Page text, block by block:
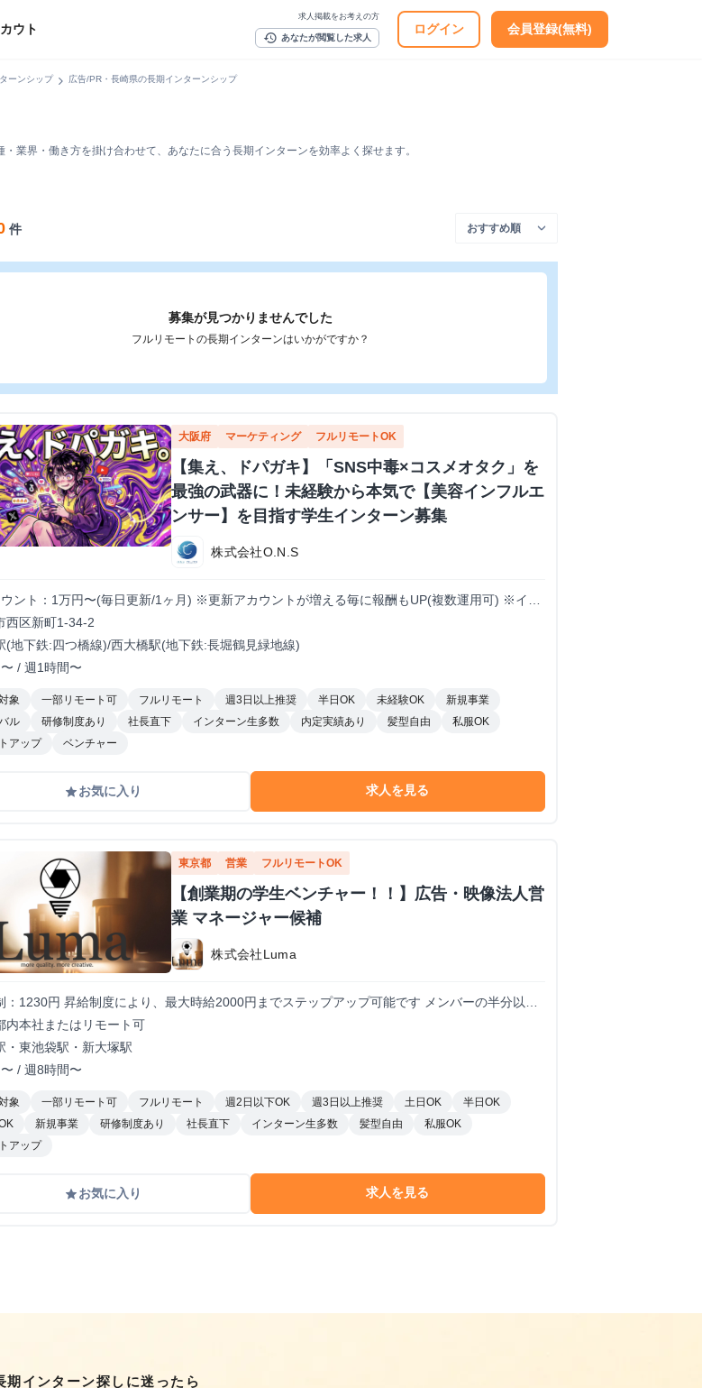
ウト
求人掲載をお考えの方
history あなたが閲覧した求人
ログイン 会員登録(無料)
ーンシップchevron_right 広告/PR・長崎県の長期インターンシップ
業界・働き方を掛け合わせて、あなたに合う長期インターンを効率よく探せます。
件
募集が見つかりませんでした
フルリモートの長期インターンはいかがですか？
大阪府 マーケティング フルリモートOK
【集え、ドパガキ】「SNS中毒×コスメオタク」を
最強の武器に！未経験から本気で【美容インフルエ
ンサー】を目指す学生インターン募集
株式会社O.N.S
ント：1万円〜(毎日更新/1ヶ月) ※更新アカウントが増える毎に報酬もUP(複数運用可) ※イン
ィブ有り
西区新町1-34-2
(地下鉄:四つ橋線)/西大橋駅(地下鉄:長堀鶴見緑地線)
/ 週1時間〜
象 一部リモート可 フルリモート 週3日以上推奨 半日OK 未経験OK
新規事業
ル
研修制度あり 社長直下 インターン生多数 内定実績あり 髪型自由
私服OK
アップ
ベンチャー
gradeお気に入り 求人を見る
東京都 営業 フルリモートOK
【創業期の学生ベンチャー！！】広告・映像法人営
業 マネージャー候補
株式会社Luma
1230円 昇給制度により、最大時給2000円までステップアップ可能です メンバーの半分以上
のため、女性も働きやすい環境です！
内本社またはリモート可
・東池袋駅・新大塚駅
/ 週8時間〜
象 一部リモート可 フルリモート 週2日以下OK 週3日以上推奨 土日OK
半日OK
新規事業 研修制度あり 社長直下 インターン生多数 髪型自由
私服OK
アップ
gradeお気に入り 求人を見る
期インターン探しに迷ったら